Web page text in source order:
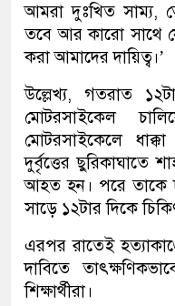
আমরা দুঃখিত সাম্য,
তবে আর কারো সাথে
করা আমাদের দায়িত্ব।’
উল্লেখ্য, গতরাত
মোটরসাইকেল
মোটরসাইকেলে
দুর্বৃত্তের ছুরিকাঘাতে
আহত হন। পরে তাকে
সাড়ে ১২টার দিকে
এরপর রাতেই
দাবিতে
শিক্ষার্থীরা।